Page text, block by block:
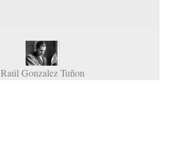
Raúl Gonzalez Tuñon